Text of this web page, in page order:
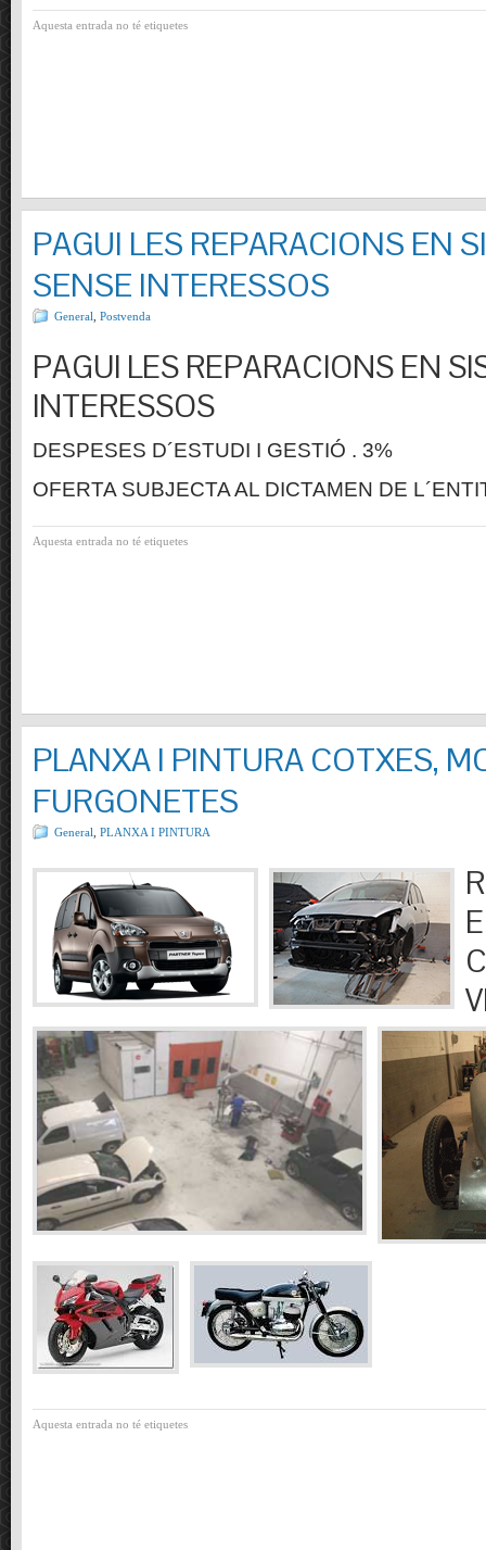
Aquesta entrada no té etiquetes
PAGUI LES REPARACIONS EN
SENSE INTERESSOS
General Postvenda
PAGUI LES REPARACIONS EN
INTERESSOS
DESPESES D´ESTUDI I GESTIÓ . 3%
OFERTA SUBJECTA AL DICTAMEN DE
Aquesta entrada no té etiquetes
PLANXA I PINTURA COTXES,
FURGONETES
General PLANXA I PINTURA
Aquesta entrada no té etiquetes